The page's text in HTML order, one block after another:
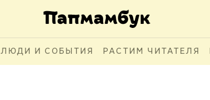
ЛЮДИ И СОБЫТИЯ РАСТИМ ЧИТАТЕЛЯ